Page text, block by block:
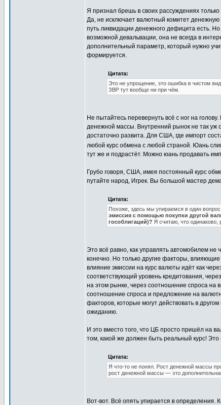
Я признал брешь в своих рассуждениях
Да, не исключает валютный комитет
путь ликвидации денежного дефицита есть.
возможной девальвации, она не всегда в
дополнительный параметр, который нужно
формируется.
Цитата:
Это не упрощение, это ошибка в чистом
ЗВР тут вообще ни при чём.
Не пытайтесь перевернуть всё с ног на
денежной массы. Внутренний рынок не так уж
достаточно развита. Для США, где импорт
любой курс обмена с любой страной. Юань
тут же и подрастёт. Можно юань продавать
Грубо говоря, США, имея постоянный курс
путайте народ, Игрек. Вы большой мастер
Цитата:
Похоже, здесь мы упираемся в один
эмиссия с помощью покупки другой
гособлигаций)? Я считаю, что одинаково,
Это всё равно, как управлять автомобилем не
конечно. Но только другие факторы,
влияние эмиссии на курс валюты идёт как
соответствующий уровень кредитования,
на этом рынке, через соотношение спроса
соотношение спроса и предложение на
факторов, которые могут действовать в
ожиданию.
И это вместо того, что ЦБ просто пришёл на
том, какой же должен быть реальный курс!
Цитата:
Я что-то не понял. Рост денежной массы
рост денежной массы — это
Вот-вот. Всё опять упирается в определения.